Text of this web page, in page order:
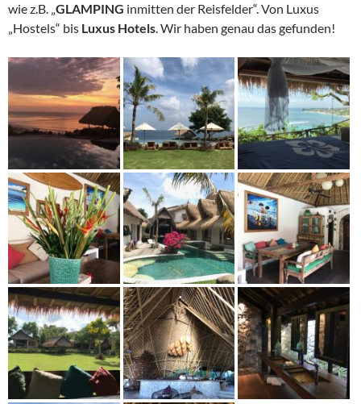
wie z.B. „GLAMPING inmitten der Reisfelder“. Von Luxus
„Hostels“ bis Luxus Hotels. Wir haben genau das gefunden!